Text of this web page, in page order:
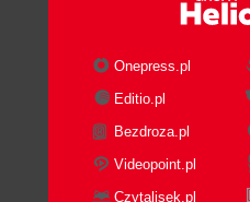
Onepress.pl
Editio.pl
Bezdroza.pl
Videopoint.pl
Czytalisek.pl